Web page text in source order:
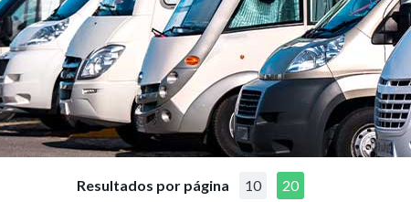
Resultados por página 10 20